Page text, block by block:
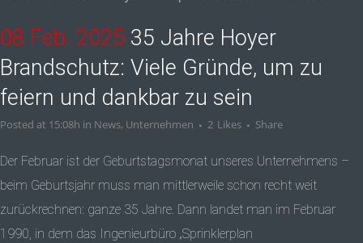
08 Feb. 2025 35 Jahre Hoyer
Brandschutz: Viele Gründe, um zu
feiern und dankbar zu sein
Posted at 15:08h in News, Unternehmen 2 Likes Share
Der Februar ist der Geburtstagsmonat unseres Unternehmens –
beim Geburtsjahr muss man mittlerweile schon recht weit
zurückrechnen: ganze 35 Jahre. Dann landet man im Februar
1990, in dem das Ingenieurbüro „Sprinklerplan